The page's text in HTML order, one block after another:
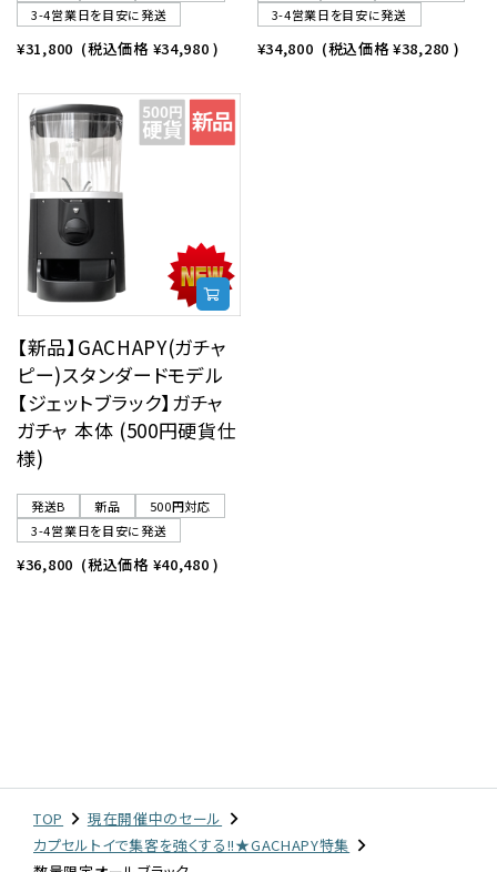
3-4営業日を目安に発送
¥31,800 (税込価格 ¥34,980 )
3-4営業日を目安に発送
¥34,800 (税込価格¥38,280 )
【新品】GACHAPY(ガチャ
ピー)スタンダードモデル
【ジェットブラック】ガチャ
ガチャ 本体 (500円硬貨仕
様)
発送B 新品
500円対応
3-4営業日を目安に発送
¥36,800 (税込価格 ¥40,480 )
TOP
現在開催中のセール
カプセルトイで集客を強くする!!★GACHAPY特集